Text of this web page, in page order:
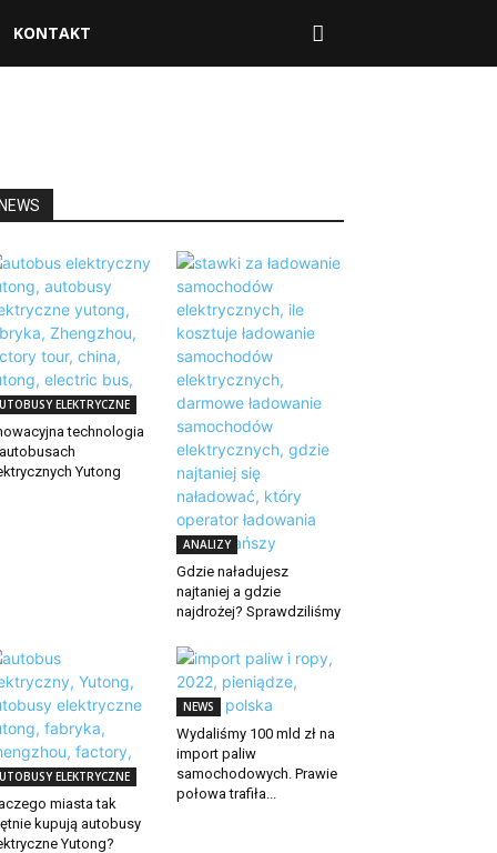
KONTAKT
NEWS
ELEKTRYCZNE
technologia
Yutong
ANALIZY
Gdzie naładujesz
najtaniej a gdzie
najdrożej? Sprawdziliśmy
ELEKTRYCZNE
miasta tak
kupują autobusy
Yutong?
NEWS
Wydaliśmy 100 mld zł na
import paliw
samochodowych. Prawie
połowa trafiła...